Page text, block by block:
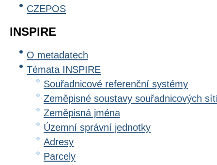
CZEPOS
INSPIRE
O metadatech
Témata INSPIRE
Souřadnicové referenční systémy
Zeměpisné soustavy souřadnicových
Zeměpisná jména
Územní správní jednotky
Adresy
Parcely